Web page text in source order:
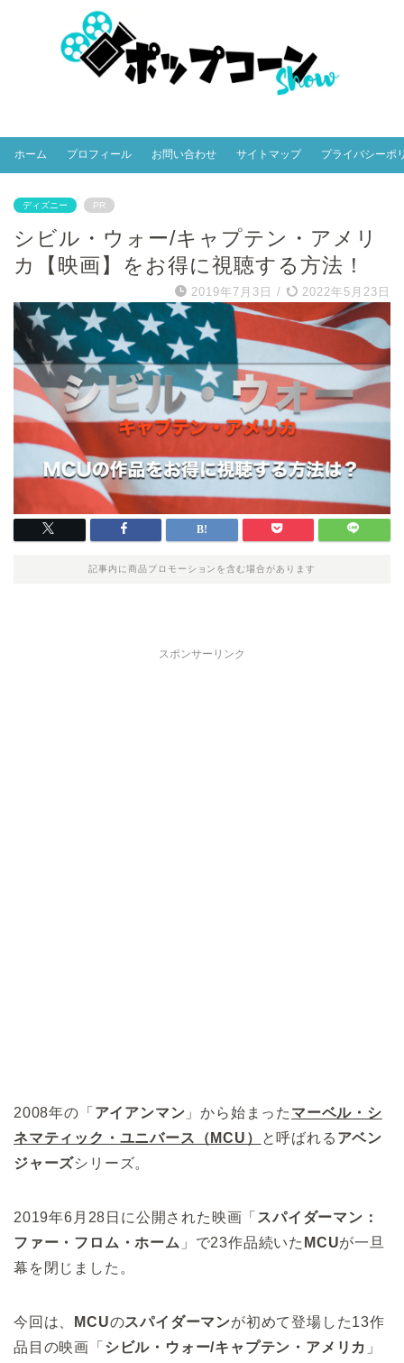
ホーム プロフィール お問い合わせ サイトマップ プライバシーポ
ディズニー PR
シビル・ウォー/キャプテン・アメリ
カ【映画】をお得に視聴する方法！
2019年7月3日 / 2022年5月23日
記事内に商品プロモーションを含む場合があります
スポンサーリンク
2008年の「 アイアンマン 」から始まった マーベル・シ
ネマティック・ユニバース（MCU）
と呼ばれる アベン
ジャーズシリーズ。
2019年6月28日に公開された映画「 スパイダーマン：
ファー・フロム・ホーム 」で23作品続いた MCUが一旦
幕を閉じました。
今回は、 MCUのスパイダーマンが初めて登場した13作
品目の映画「 シビル・ウォー/キャプテン・アメリカ 」